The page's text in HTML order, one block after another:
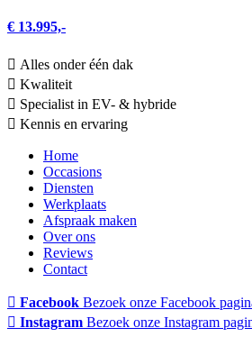
€ 13.995,-
Alles onder één dak
Kwaliteit
Specialist in EV- & hybride
Kennis en ervaring
Home
Occasions
Diensten
Werkplaats
Afspraak maken
Over ons
Reviews
Contact
Facebook Bezoek onze Facebook
Instagram Bezoek onze Instagram